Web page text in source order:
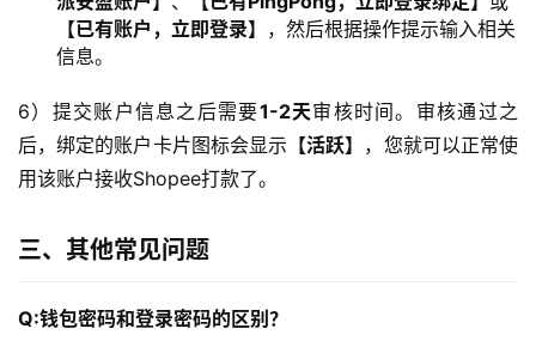
【已有账户，立即登录】 ，然后根据操作提示输入相关
信息。
6）提交账户信息之后需要1-2天审核时间。审核通过之
后，绑定的账户卡片图标会显示 【活跃】 ，您就可以正常使
用该账户接收Shopee打款了。
三、其他常见问题
Q:钱包密码和登录密码的区别？